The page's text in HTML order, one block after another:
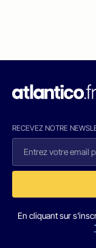
RECEVEZ NOTRE
En cliquant sur